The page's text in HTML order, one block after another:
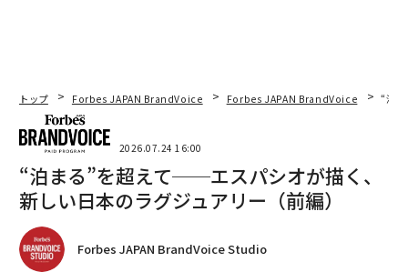
トップ Forbes JAPAN BrandVoice Forbes JAPAN BrandVoice “泊
2026.07.24 16:00
“泊まる”を超えて──エスパシオが描く、
新しい日本のラグジュアリー（前編）
Forbes JAPAN BrandVoice Studio